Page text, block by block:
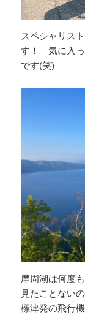
スペシャリス
す！ 気に入っ
です(笑)
摩周湖は何度
見たことない
標津発の飛行